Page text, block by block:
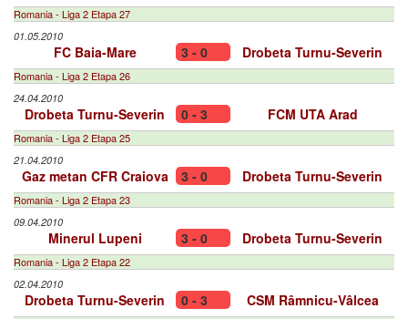
Romania - Liga 2 Etapa 27
01.05.2010
FC Baia-Mare 3 - 0 Drobeta Turnu-Severin
Romania - Liga 2 Etapa 26
24.04.2010
Drobeta Turnu-Severin 0 - 3 FCM UTA Arad
Romania - Liga 2 Etapa 25
21.04.2010
Gaz metan CFR Craiova 3 - 0 Drobeta Turnu-Severin
Romania - Liga 2 Etapa 23
09.04.2010
Minerul Lupeni 3 - 0 Drobeta Turnu-Severin
Romania - Liga 2 Etapa 22
02.04.2010
Drobeta Turnu-Severin 0 - 3 CSM Râmnicu-Vâlcea